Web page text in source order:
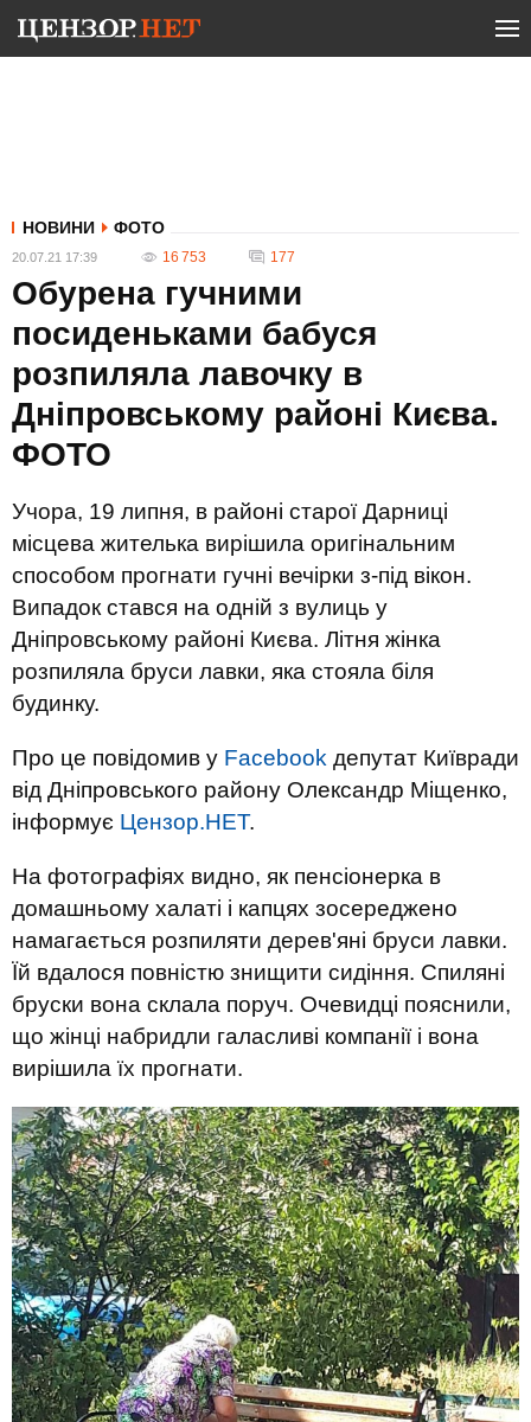
НОВИНИ ФОТО
20.07.21 17:39 16 753 177
Обурена гучними
посиденьками бабуся
розпиляла лавочку в
Дніпровському районі Києва.
ФОТО
Учора, 19 липня, в районі старої Дарниці
місцева жителька вирішила оригінальним
способом прогнати гучні вечірки з-під вікон.
Випадок стався на одній з вулиць у
Дніпровському районі Києва. Літня жінка
розпиляла бруси лавки, яка стояла біля
будинку.
Про це повідомив у Facebook депутат Київради
від Дніпровського району Олександр Міщенкo,
інформує Цензор.НЕТ.
На фотографіях видно, як пенсіонерка в
домашньому халаті і капцях зосереджено
намагається розпиляти дерев'яні бруси лавки.
Їй вдалося повністю знищити сидіння. Спиляні
бруски вона склала поруч. Очевидці пояснили,
що жінці набридли галасливі компанії і вона
вирішила їх прогнати.